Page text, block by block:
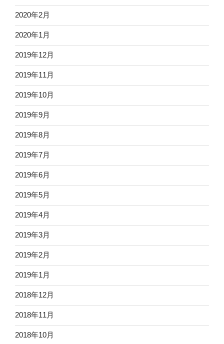
2020年2月
2020年1月
2019年12月
2019年11月
2019年10月
2019年9月
2019年8月
2019年7月
2019年6月
2019年5月
2019年4月
2019年3月
2019年2月
2019年1月
2018年12月
2018年11月
2018年10月